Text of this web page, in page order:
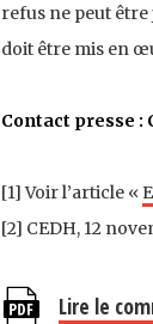
refus ne peut être
doit être mis en
Contact presse :
[1] Voir l’article «
[2] CEDH, 12
Lire le